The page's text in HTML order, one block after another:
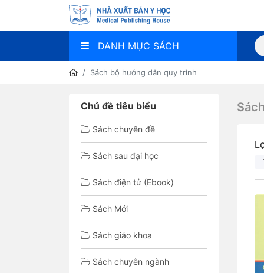
DANH MỤC SÁCH
Sách bộ hướng dẫn quy trình
Chủ đề tiêu biểu
Sách chuyên đề
Sách sau đại học
Sách điện tử (Ebook)
Sách Mới
Sách giáo khoa
Sách chuyên ngành